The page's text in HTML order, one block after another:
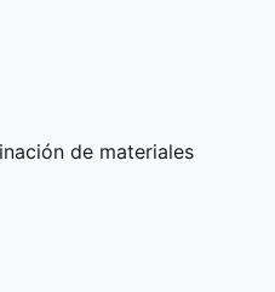
de materiales